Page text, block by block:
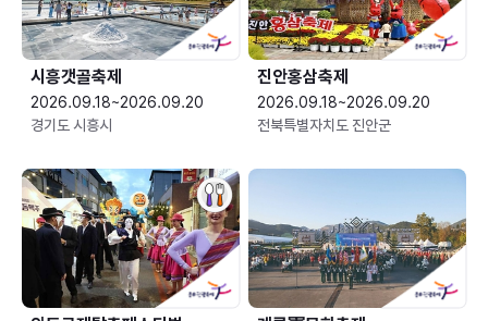
시흥갯골축제
2026.09.18~2026.09.20
경기도 시흥시
진안홍삼축제
2026.09.18~2026.09.20
전북특별자치도 진안군